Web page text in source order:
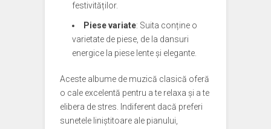
festivităților.
Piese variate: Suita conține o
varietate de piese, de la dansuri
energice la piese lente și elegante.
Aceste albume de muzică clasică oferă
o cale excelentă pentru a te relaxa și a te
elibera de stres. Indiferent dacă preferi
sunetele liniștitoare ale pianului,